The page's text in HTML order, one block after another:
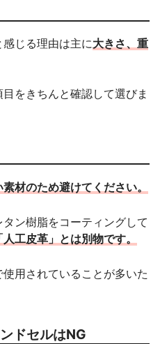
じる理由は主に大きさ、重
をきちんと確認して選びま
材のため避けてください。
タン樹脂をコーティングして
工皮革」とは別物です。
用されていることが多いた
ドセルはNG